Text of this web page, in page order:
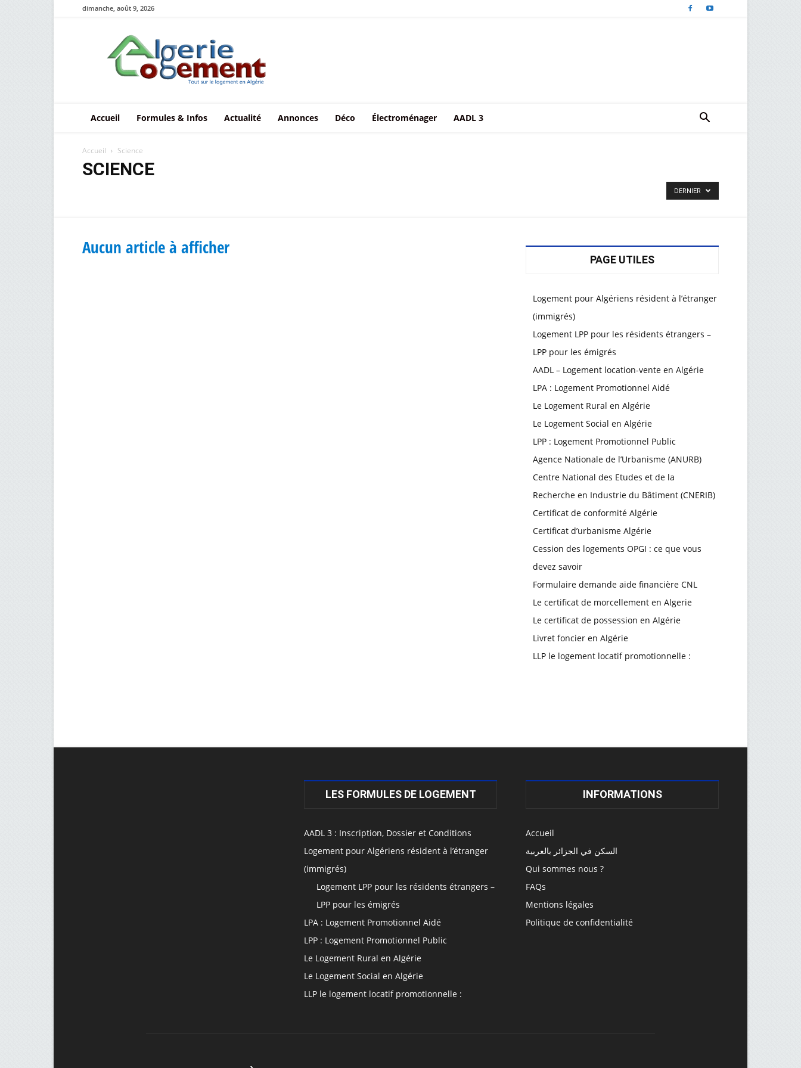
dimanche, août 9, 2026
Le
logement
en
Algérie
Accueil Formules & Infos Actualité Annonces Déco Électroménager AADL 3
Accueil Science
SCIENCE
DERNIER
Aucun article à afficher
PAGE UTILES
Logement pour Algériens résident à l’étranger
(immigrés)
Logement LPP pour les résidents étrangers –
LPP pour les émigrés
AADL – Logement location-vente en Algérie
LPA : Logement Promotionnel Aidé
Le Logement Rural en Algérie
Le Logement Social en Algérie
LPP : Logement Promotionnel Public
Agence Nationale de l’Urbanisme (ANURB)
Centre National des Etudes et de la
Recherche en Industrie du Bâtiment (CNERIB)
Certificat de conformité Algérie
Certificat d’urbanisme Algérie
Cession des logements OPGI : ce que vous
devez savoir
Formulaire demande aide financière CNL
Le certificat de morcellement en Algerie
Le certificat de possession en Algérie
Livret foncier en Algérie
LLP le logement locatif promotionnelle :
LES FORMULES DE LOGEMENT
AADL 3 : Inscription, Dossier et Conditions
Logement pour Algériens résident à l’étranger
(immigrés)
Logement LPP pour les résidents étrangers –
LPP pour les émigrés
LPA : Logement Promotionnel Aidé
LPP : Logement Promotionnel Public
Le Logement Rural en Algérie
Le Logement Social en Algérie
LLP le logement locatif promotionnelle :
INFORMATIONS
Accueil
السكن في الجزائر بالعربية
Qui sommes nous ?
FAQs
Mentions légales
Politique de confidentialité